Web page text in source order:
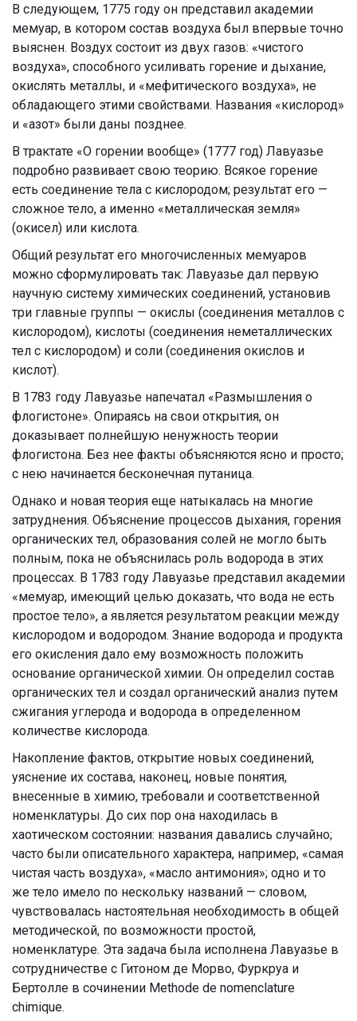
В следующем, 1775 году он представил академии
мемуар, в котором состав воздуха был впервые точно
выяснен. Воздух состоит из двух газов: «чистого
воздуха», способного усиливать горение и дыхание,
окислять металлы, и «мефитического воздуха», не
обладающего этими свойствами. Названия «кислород»
и «азот» были даны позднее.
В трактате «О горении вообще» (1777 год) Лавуазье
подробно развивает свою теорию. Всякое горение
есть соединение тела с кислородом; результат его —
сложное тело, а именно «металлическая земля»
(окисел) или кислота.
Общий результат его многочисленных мемуаров
можно сформулировать так: Лавуазье дал первую
научную систему химических соединений, установив
три главные группы — окислы (соединения металлов с
кислородом), кислоты (соединения неметаллических
тел с кислородом) и соли (соединения окислов и
кислот).
В 1783 году Лавуазье напечатал «Размышления о
флогистоне». Опираясь на свои открытия, он
доказывает полнейшую ненужность теории
флогистона. Без нее факты объясняются ясно и просто;
с нею начинается бесконечная путаница.
Однако и новая теория еще натыкалась на многие
затруднения. Объяснение процессов дыхания, горения
органических тел, образования солей не могло быть
полным, пока не объяснилась роль водорода в этих
процессах. В 1783 году Лавуазье представил академии
«мемуар, имеющий целью доказать, что вода не есть
простое тело», а является результатом реакции между
кислородом и водородом. Знание водорода и продукта
его окисления дало ему возможность положить
основание органической химии. Он определил состав
органических тел и создал органический анализ путем
сжигания углерода и водорода в определенном
количестве кислорода.
Накопление фактов, открытие новых соединений,
уяснение их состава, наконец, новые понятия,
внесенные в химию, требовали и соответственной
номенклатуры. До сих пор она находилась в
хаотическом состоянии: названия давались случайно;
часто были описательного характера, например, «самая
чистая часть воздуха», «масло антимония»; одно и то
же тело имело по нескольку названий — словом,
чувствовалась настоятельная необходимость в общей
методической, по возможности простой,
номенклатуре. Эта задача была исполнена Лавуазье в
сотрудничестве с Гитоном де Морво, Фуркруа и
Бертолле в сочинении Methode de nomenclature
chimique.